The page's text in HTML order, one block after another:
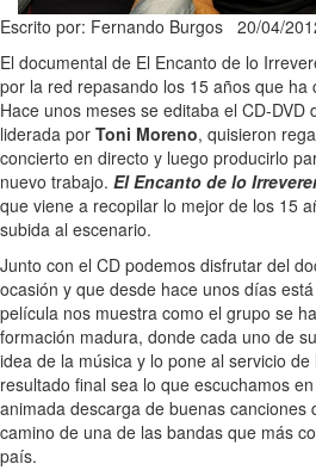
Escrito por: Fernando Burgos 20/04/
El documental de El Encanto de lo
por la red repasando los 15 años que ha
Hace unos meses se editaba el CD-DVD
liderada por Toni Moreno, quisieron
concierto en directo y luego producirlo
nuevo trabajo. El Encanto de lo
que viene a recopilar lo mejor de los 15
subida al escenario.
Junto con el CD podemos disfrutar del
ocasión y que desde hace unos días
película nos muestra como el grupo se
formación madura, donde cada uno de
idea de la música y lo pone al servicio
resultado final sea lo que escuchamos
animada descarga de buenas canciones
camino de una de las bandas que más
país.